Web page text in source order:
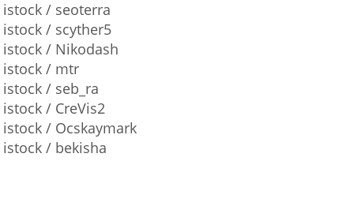
istock / seoterra
istock / scyther5
istock / Nikodash
istock / mtr
istock / seb_ra
istock / CreVis2
istock / Ocskaymark
istock / bekisha